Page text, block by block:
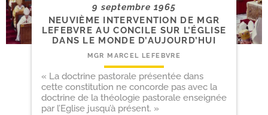
9 septembre 1965
NEUVIÈME INTERVENTION DE MGR
LEFEBVRE AU CONCILE SUR L’ÉGLISE
DANS LE MONDE D’AUJOURD’HUI
MGR MARCEL LEFEBVRE
« La doctrine pastorale présentée dans
cette constitution ne concorde pas avec la
doctrine de la théologie pastorale enseignée
par l’Eglise jusqu’à présent. »